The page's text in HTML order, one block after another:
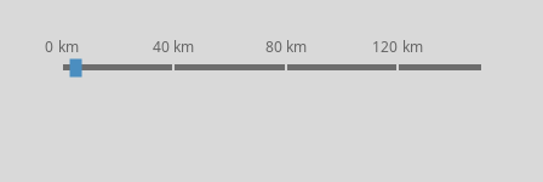
0 km 40 km 80 km 120 km